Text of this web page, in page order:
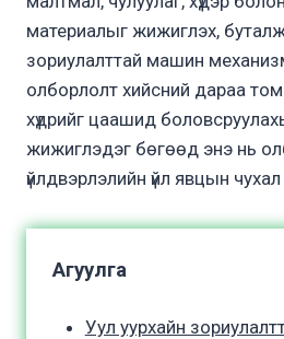
материалыг жижиглэх,
зориулалттай машин
олборлолт хийсний дараа
хүдрийг цаашид
жижиглэдэг бөгөөд энэ нь
үйлдвэрлэлийн үйл явцын
Агуулга
Уул уурхайн